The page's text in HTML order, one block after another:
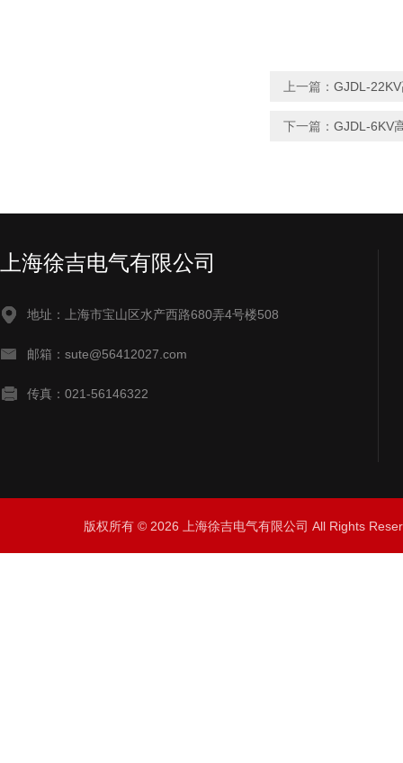
上一篇： GJDL-
下一篇： GJDL-6KV
上海徐吉电气有限公司
地址：上海市宝山区水产西路680弄4号楼508
邮箱：sute@56412027.com
传真：021-56146322
版权所有 © 2026 上海徐吉电气有限公司 All Rights